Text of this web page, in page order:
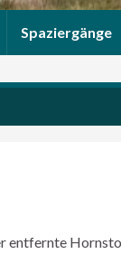
Spaziergänge
entfernte